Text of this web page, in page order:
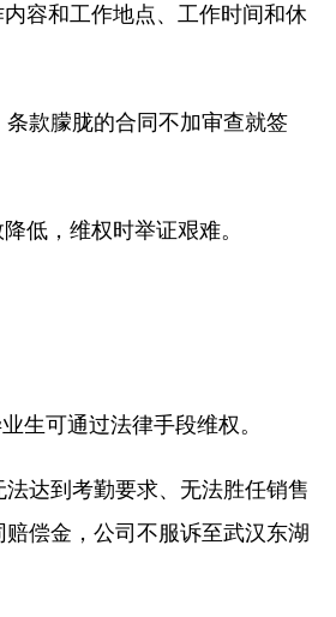
容和工作地点、工作时间和休
款朦胧的合同不加审查就签
低，维权时举证艰难。
生可通过法律手段维权。
达到考勤要求、无法胜任销售
偿金，公司不服诉至武汉东湖